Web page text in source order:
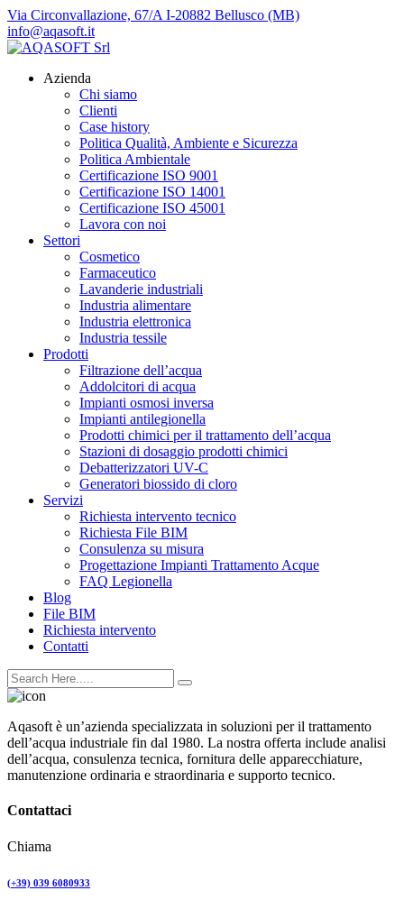
Via Circonvallazione, 67/A I-20882 Bellusco (MB)
info@aqasoft.it
Azienda
Chi siamo
Clienti
Case history
Politica Qualità, Ambiente e Sicurezza
Politica Ambientale
Certificazione ISO 9001
Certificazione ISO 14001
Certificazione ISO 45001
Lavora con noi
Settori
Cosmetico
Farmaceutico
Lavanderie industriali
Industria alimentare
Industria elettronica
Industria tessile
Prodotti
Filtrazione dell’acqua
Addolcitori di acqua
Impianti osmosi inversa
Impianti antilegionella
Prodotti chimici per il trattamento dell’acqua
Stazioni di dosaggio prodotti chimici
Debatterizzatori UV-C
Generatori biossido di cloro
Servizi
Richiesta intervento tecnico
Richiesta File BIM
Consulenza su misura
Progettazione Impianti Trattamento Acque
FAQ Legionella
Blog
File BIM
Richiesta intervento
Contatti
Aqasoft è un’azienda specializzata in soluzioni per il trattamento
dell’acqua industriale fin dal 1980. La nostra offerta include analisi
dell’acqua, consulenza tecnica, fornitura delle apparecchiature,
manutenzione ordinaria e straordinaria e supporto tecnico.
Contattaci
Chiama
(+39) 039 6080933